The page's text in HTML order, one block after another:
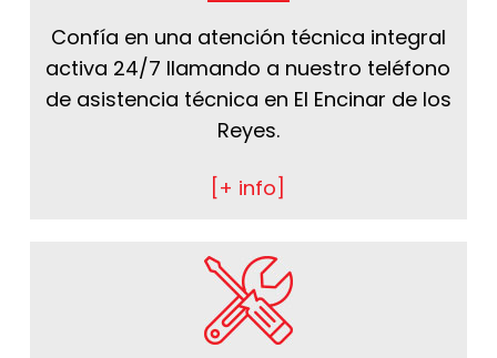
Confía en una atención técnica integral
activa 24/7 llamando a nuestro teléfono
de asistencia técnica en El Encinar de los
Reyes.
[+ info]